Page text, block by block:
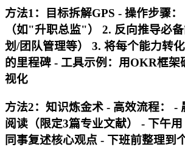
方法1：目标拆解GPS - 操作步骤
（如"升职总监"） 2. 反向推导必
划/团队管理等） 3. 将每个能力转
的里程碑 - 工具示例：用OKR框架
视化
方法2：知识炼金术 - 高效流程： -
阅读（限定3篇专业文献） - 下午
同事复述核心观点 - 下班前整理到